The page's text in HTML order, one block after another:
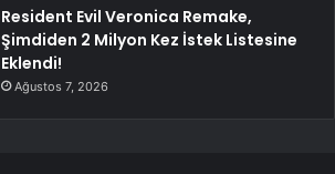
Resident Evil Veronica Remake,
Şimdiden 2 Milyon Kez İstek Listesine
Eklendi!
Ağustos 7, 2026